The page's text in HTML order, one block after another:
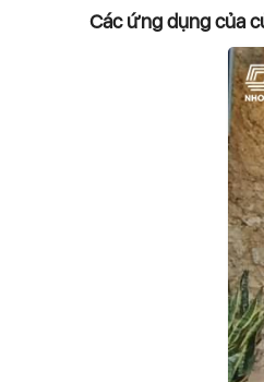
Các ứng dụng của